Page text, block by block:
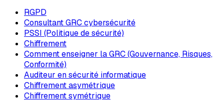
RGPD
Consultant GRC cybersécurité
PSSI (Politique de sécurité)
Chiffrement
Comment enseigner la GRC (Gouvernance, Risques,
Conformité)
Auditeur en sécurité informatique
Chiffrement asymétrique
Chiffrement symétrique